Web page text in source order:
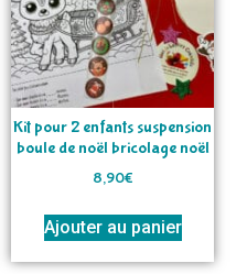
Kit pour 2 enfants suspension
boule de noël bricolage noël
8,90€
Ajouter au panier